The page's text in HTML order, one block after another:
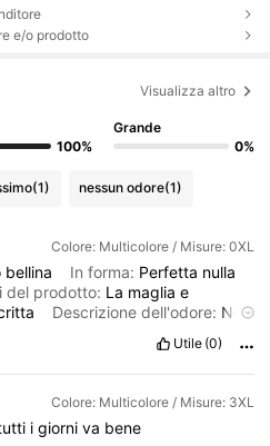
e/o prodotto
Visualizza altro
100%
Grande
0%
(1) nessun odore(1)
Colore: Multicolore / Misure: 0XL
bellina In forma: Perfetta nulla
del prodotto: La magliae
Descrizione dell'odore: Non
Utile (0)
Colore: Multicolore / Misure: 3XL
igiorniva bene